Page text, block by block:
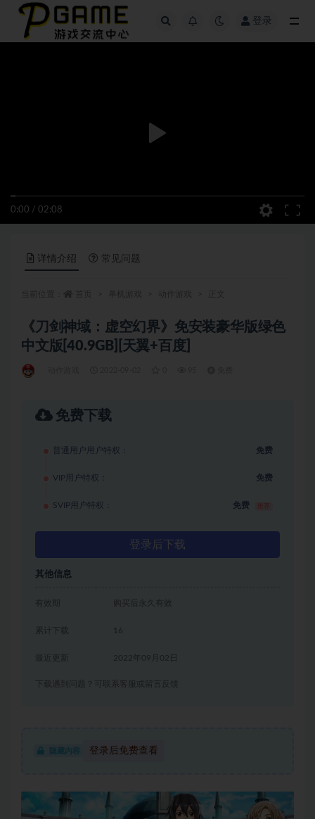
登录
0:00 / 02:08
详情介绍 常见问题
《刀剑神域：虚空幻界》免安装豪华版绿色
中文版[40.9GB][天翼+百度]
免费下载
普通用户用户特权： 免费
VIP用户特权： 免费
SVIP用户特权： 免费
登录后下载
其他信息
有效期 购买后永久有效
累计下载 16
2022年09月02日
下载遇到问题？可联系客服或留言反馈
隐藏内容 登录后免费查看
全部